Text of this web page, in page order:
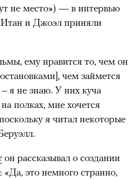
не место») — в интервью
Итан и Джоэл приняли
ему нравится то, чем он
чем займется
я не знаю. У них куча
полках, мне хочется
я читал некоторые
он рассказывал о создании
это немного странно,